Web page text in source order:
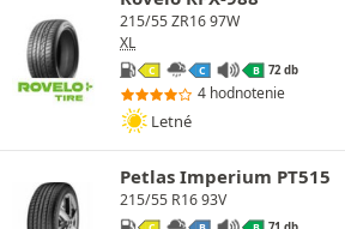
215/55 ZR16 97W
XL
C C B 72 db
4 hodnotenie
Letné
Petlas Imperium PT515
215/55 R16 93V